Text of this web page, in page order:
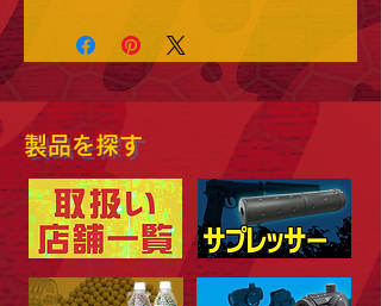
ル・パーツ
(18歳以上用)
JAN: 4947456052046
チメント
粘着ソフトターゲット
○14mm逆ネジ・サイレンサー・アタ
ッチメントが標準装備
○飛距離抜群の可変スピン・ドライ
ブ・システム搭載
製品を探す